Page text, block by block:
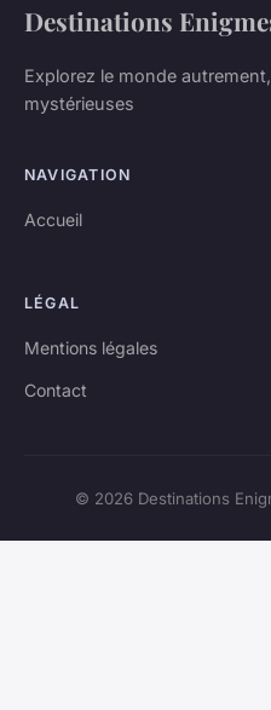
Destinations
Explorez le monde
mystérieuses
NAVIGATION
Accueil
LÉGAL
Mentions légales
Contact
© 2026 Destinations